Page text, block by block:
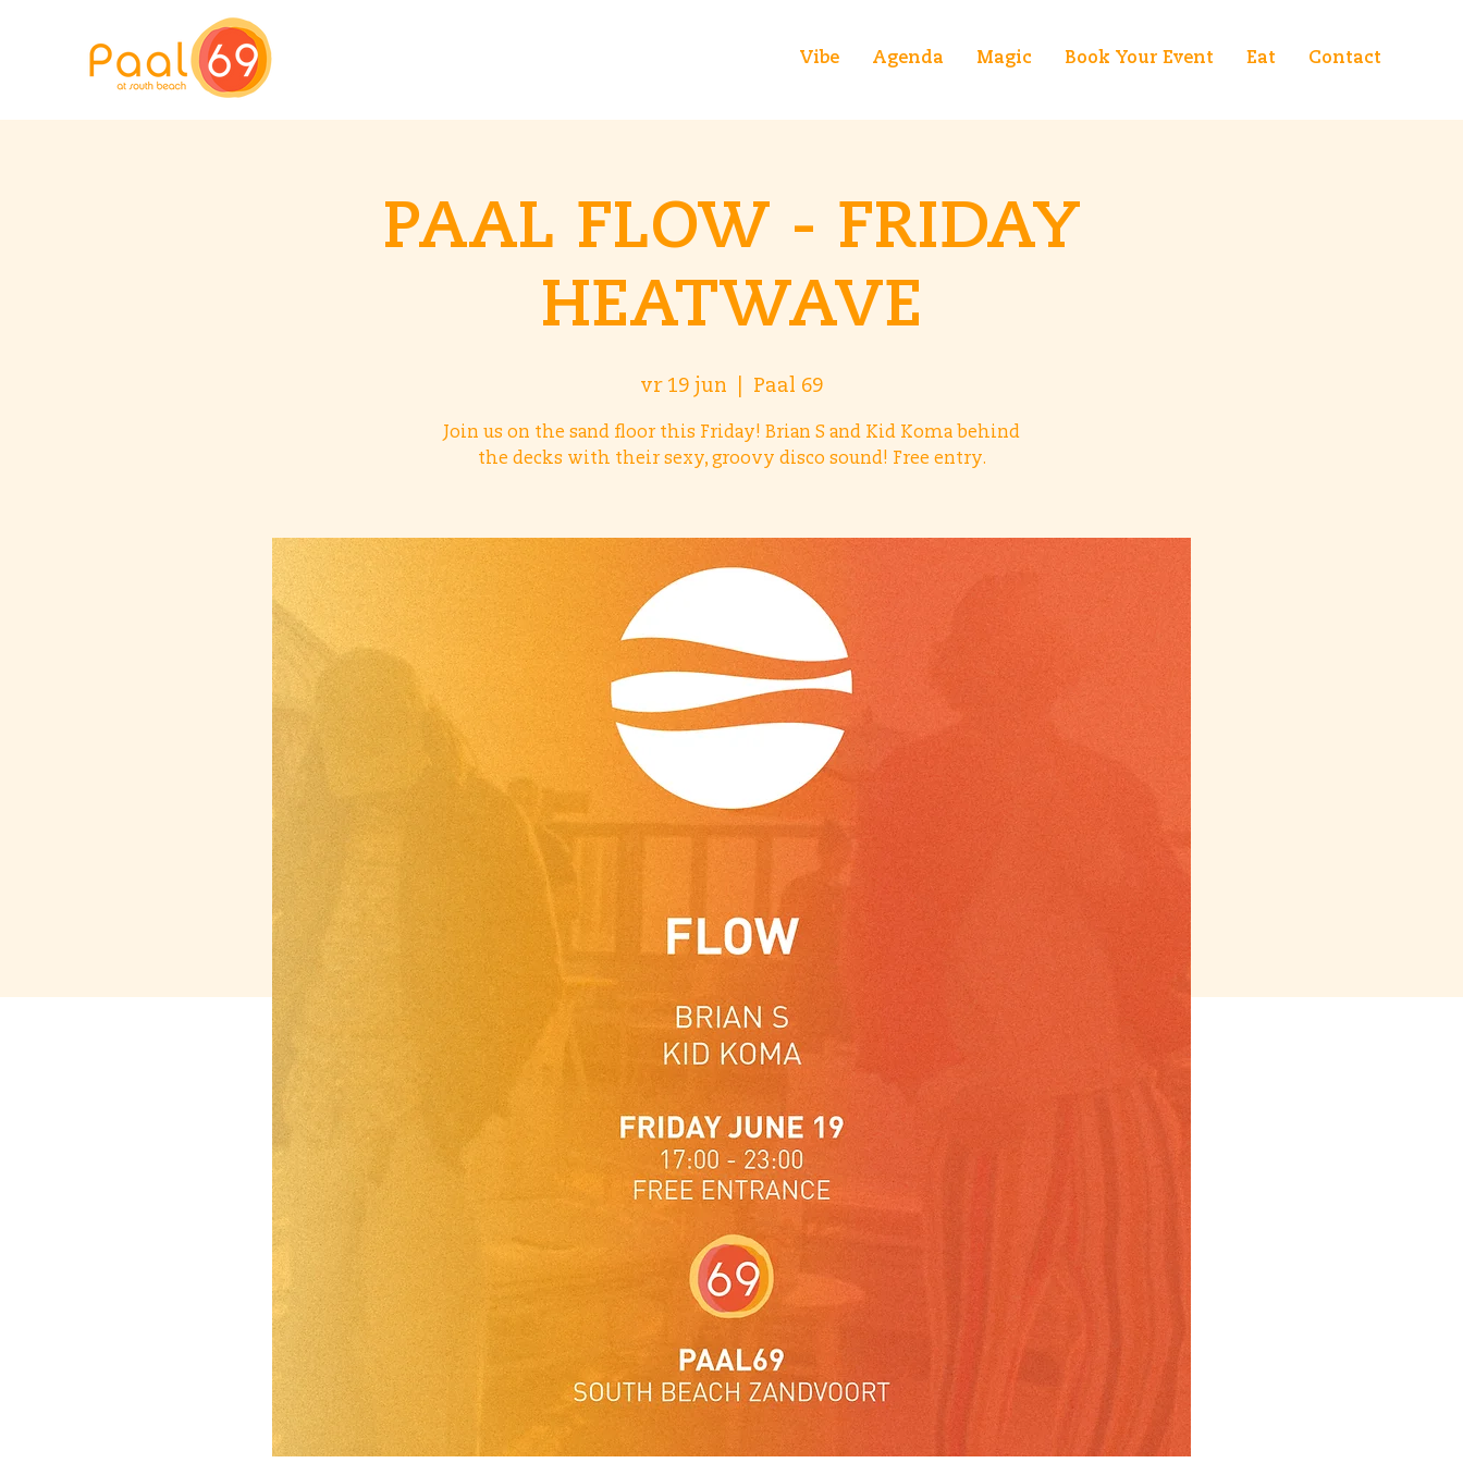
Vibe Agenda Magic Book Your Event Eat Contact
PAAL FLOW - FRIDAY
HEATWAVE
vr 19 jun Paal 69
Join us on the sand floor this Friday! Brian S and Kid Koma behind
the decks with their sexy, groovy disco sound! Free entry.